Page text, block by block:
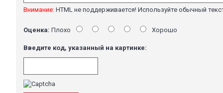
Внимание: HTML не поддерживается! Используйте обычный
Оценка: Плохо Хорошо
Введите код, указанный на картинке: